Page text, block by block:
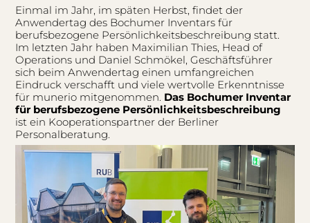
Einmal im Jahr, im späten Herbst, findet der
Anwendertag des Bochumer Inventars für
berufsbezogene Persönlichkeitsbeschreibung statt.
Im letzten Jahr haben Maximilian Thies, Head of
Operations und Daniel Schmökel, Geschäftsführer
sich beim Anwendertag einen umfangreichen
Eindruck verschafft und viele wertvolle Erkenntnisse
für munerio mitgenommen. Das Bochumer Inventar
für berufsbezogene Persönlichkeitsbeschreibung
ist ein Kooperationspartner der Berliner
Personalberatung.